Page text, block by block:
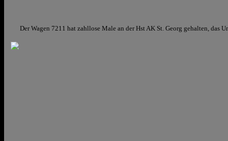
Der Wagen 7211 hat zahllose Male an der Hst AK St. Georg gehalten, das